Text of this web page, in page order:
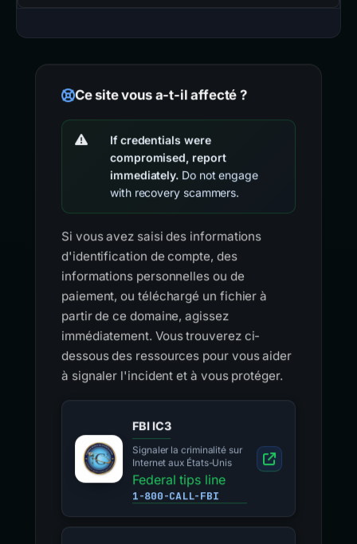
Ce site vous a-t-il affecté ?
If credentials were
compromised, report
immediately. Do not engage
with recovery scammers.
Si vous avez saisi des informations
d'identification de compte, des
informations personnelles ou de
paiement, ou téléchargé un fichier à
partir de ce domaine, agissez
immédiatement. Vous trouverez ci-
dessous des ressources pour vous aider
à signaler l'incident et à vous protéger.
FBI IC3
Signaler la criminalité sur
Internet aux États-Unis
Federal tips line
1-800-CALL-FBI